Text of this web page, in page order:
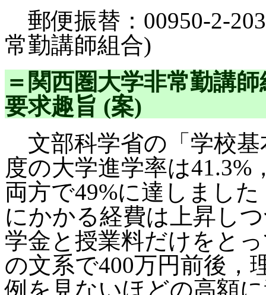
郵便振替：00950-2-
常勤講師組合)
＝関西圏大学非常勤講
要求趣旨 (案)
文部科学省の「学校基
度の大学進学率は41.3%
両方で49%に達しまし
にかかる経費は上昇し
学金と授業料だけをと
の文系で400万円前後，
例を見ないほどの高額